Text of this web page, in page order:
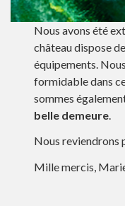
Nous avons été
château dispose
équipements.
formidable dans
sommes
belle demeure.
Nous reviendrons
Mille mercis,